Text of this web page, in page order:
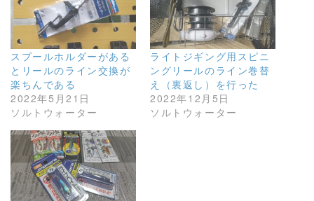
スプールホルダーがある
とリールのライン交換が
楽ちんである
2022年5月21日
ソルトウォーター
ライトジギング用スピニ
ングリールのライン巻替
え（裏返し）を行った
2022年12月5日
ソルトウォーター